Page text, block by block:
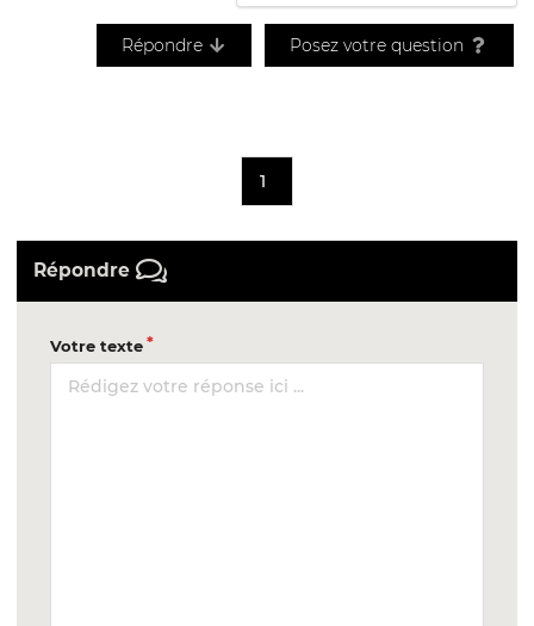
Répondre Posez votre question
1
Répondre
Votre texte